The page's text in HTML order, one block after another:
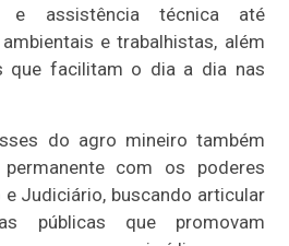
e assistência técnica até
e trabalhistas, além
que facilitam o dia a dia nas
do agro mineiro também
com os poderes
e Judiciário, buscando articular
públicas que promovam